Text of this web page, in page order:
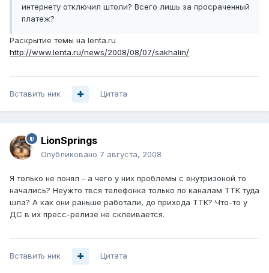
интернету отключил штоли? Всего лишь за просраченный
платеж?
Раскрытие темы на lenta.ru
http://www.lenta.ru/news/2008/08/07/sakhalin/
Вставить ник Цитата
LionSprings
Опубликовано 7 августа, 2008
Я только не понял - а чего у них проблемы с внутризоной то
начались? Неужто твся телефонка только по каналам ТТК туда
шла? А как они раньше работали, до прихода ТТК? Что-то у
ДС в их пресс-релизе не склеивается.
Вставить ник Цитата